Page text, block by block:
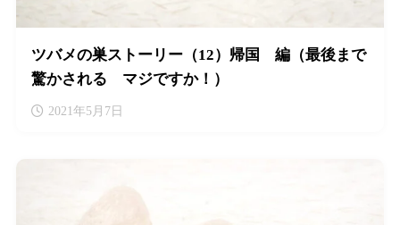
ツバメの巣ストーリー（12）帰国 編（最後まで
驚かされる マジですか！）
2021年5月7日